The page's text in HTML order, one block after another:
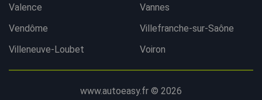
Valence
Vannes
Vendôme
Villefranche-sur-Saône
Villeneuve-Loubet
Voiron
www.autoeasy.fr © 2026